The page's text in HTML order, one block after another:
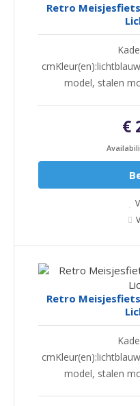
Retro
model, stalen
€
Retro
model, stalen